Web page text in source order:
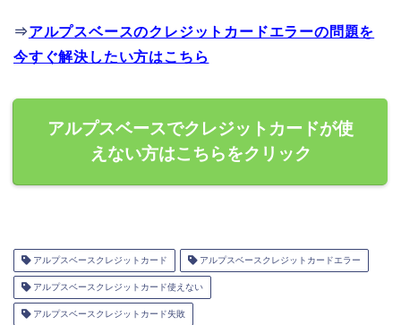
⇒アルプスベースのクレジットカードエラーの問題を
今すぐ解決したい方はこちら
アルプスベースでクレジットカードが使
えない方はこちらをクリック
アルプスベースクレジットカード アルプスベースクレジットカードエラー
アルプスベースクレジットカード使えない
アルプスベースクレジットカード失敗